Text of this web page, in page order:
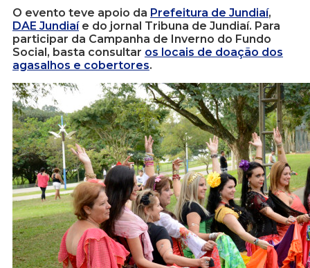
O evento teve apoio da Prefeitura de Jundiaí,
DAE Jundiaíe do jornal Tribuna de Jundiaí. Para
participar da Campanha de Inverno do Fundo
Social, basta consultar os locais de doação dos
agasalhos e cobertores.